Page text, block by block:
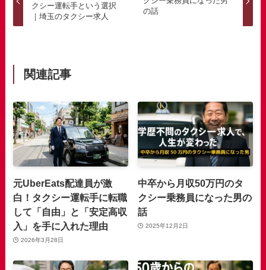
クシー運転手という選択
｜埼玉のタクシー求人
の話
関連記事
元UberEats配達員が激
白！タクシー運転手に転職
して「自由」と「安定高収
入」を手に入れた理由
2026年3月28日
中卒から月収50万円のタ
クシー乗務員になった男の
話
2025年12月2日